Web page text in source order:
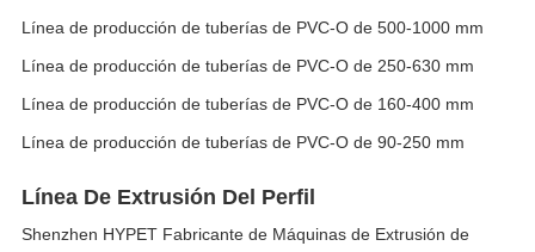
Línea de producción de tuberías de PVC-O de 500-1000 mm
Línea de producción de tuberías de PVC-O de 250-630 mm
Línea de producción de tuberías de PVC-O de 160-400 mm
Línea de producción de tuberías de PVC-O de 90-250 mm
Línea De Extrusión Del Perfil
Shenzhen HYPET Fabricante de Máquinas de Extrusión de